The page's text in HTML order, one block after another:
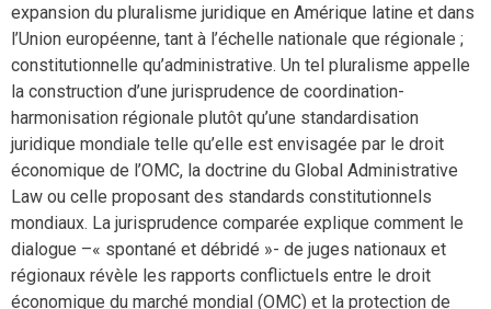
expansion du pluralisme juridique en Amérique latine et dans
l’Union européenne, tant à l’échelle nationale que régionale ;
constitutionnelle qu’administrative. Un tel pluralisme appelle
la construction d’une jurisprudence de coordination-
harmonisation régionale plutôt qu’une standardisation
juridique mondiale telle qu’elle est envisagée par le droit
économique de l’OMC, la doctrine du Global Administrative
Law ou celle proposant des standards constitutionnels
mondiaux. La jurisprudence comparée explique comment le
dialogue –« spontané et débridé »- de juges nationaux et
régionaux révèle les rapports conflictuels entre le droit
économique du marché mondial (OMC) et la protection de